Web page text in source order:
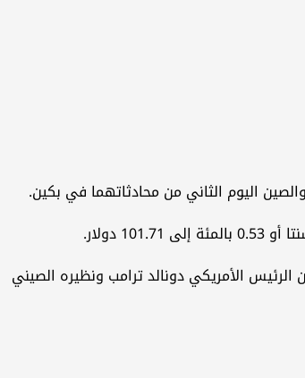
اليوم الثاني من محادثاتهما في بكين.
الرئيس الأمريكي دونالد ترامب ونظيره الصيني